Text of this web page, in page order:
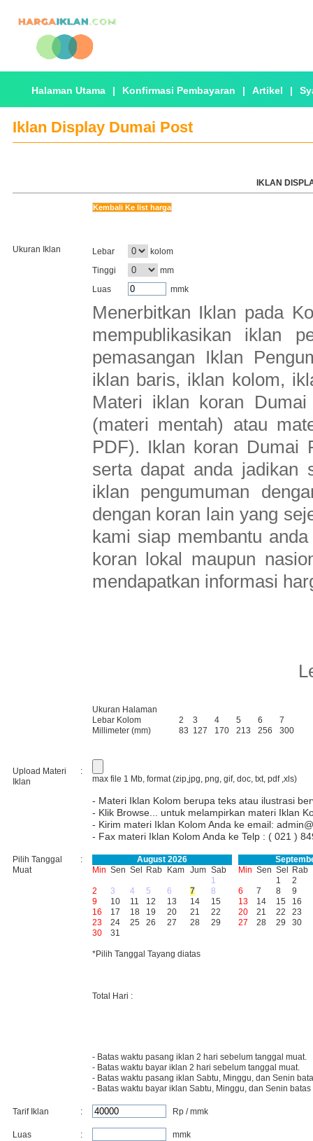
Halaman Utama | Konfirmasi Pembayaran | Artikel |
Iklan Display Dumai Post
IKLAN
Kembali Ke list harga
Ukuran Iklan Lebar
kolom
Tinggi
mm
Luas
mmk
Menerbitkan Iklan pada
mempublikasikan iklan
pemasangan Iklan
iklan baris, iklan kolom,
Materi iklan koran
(materi mentah) atau
PDF). Iklan koran Dumai
serta dapat anda jadikan
iklan pengumuman
dengan koran lain yang
kami siap membantu
koran lokal maupun
mendapatkan informasi
Ukuran Halaman
Lebar Kolom
2 3 4 5 6
7
Millimeter (mm)
83 127 170 213 256 300
Upload Materi
Iklan
:
max file 1 Mb, format (zip,jpg, png, gif, doc, txt, pdf ,xls)
- Materi Iklan Kolom berupa teks atau ilustrasi
- Klik Browse... untuk melampirkan materi Iklan
- Kirim materi Iklan Kolom Anda ke email:
- Fax materi Iklan Kolom Anda ke Telp : ( 021 )
Pilih Tanggal
Muat
:
August 2026
Min Sen Sel Rab Kam Jum Sab
1
2
3 4 5 6 7
8
9
10 11 12 13 14
15
16
17 18 19 20 21
22
23
24 25 26 27 28
29
30
31
Min Sen Sel Rab
1
2
6
7 8 9
13
14 15 16
20
21 22 23
27
28 29 30
*Pilih Tanggal Tayang diatas
Total Hari :
- Batas waktu pasang iklan 2 hari sebelum tanggal muat.
- Batas waktu bayar iklan 2 hari sebelum tanggal muat.
- Batas waktu pasang iklan Sabtu, Minggu, dan Senin
- Batas waktu bayar iklan Sabtu, Minggu, dan Senin batas
Tarif Iklan : Rp / mmk
Luas : mmk